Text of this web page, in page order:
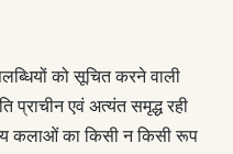
को सूचित करने वाली
प्राचीन एवं अत्यंत समृद्ध रही
कलाओं का किसी न किसी रूप